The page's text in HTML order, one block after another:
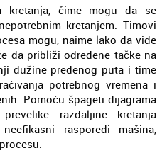
čime mogu da se
kretanjem. Timovi
mogu, naime lako da vide
da približi određene tačke na
dužine pređenog puta i time
potrebnog vremena i
Pomoću špageti dijagrama
razdaljine kretanja
rasporedi mašina,